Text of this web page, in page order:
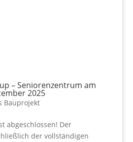
– Seniorenzentrum am
2025
Bauprojekt
abgeschlossen! Der
der vollständigen